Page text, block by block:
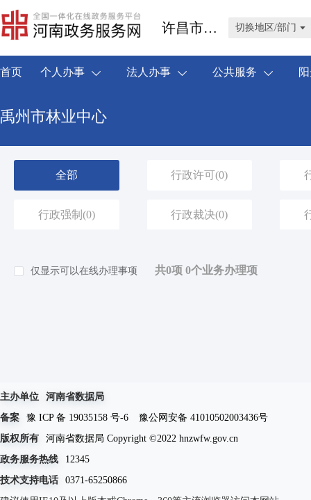
许昌市禹州市 切换地区/部门
首页 个人办事 法人办事 公共服务
禹州市林业中心
全部 行政许可(0)
行政强制 (0) 行政裁决(0)
仅显示可以在线办理事项 共0项 0个业务办理项
主办单位
河南省数据局
备案
豫 ICP 备 19035158 号-6
豫公网安备 41010502003436号
版权所有
河南省数据局 Copyright ©2022 hnzwfw.gov.cn
政务服务热线
12345
技术支持电话
0371-65250866